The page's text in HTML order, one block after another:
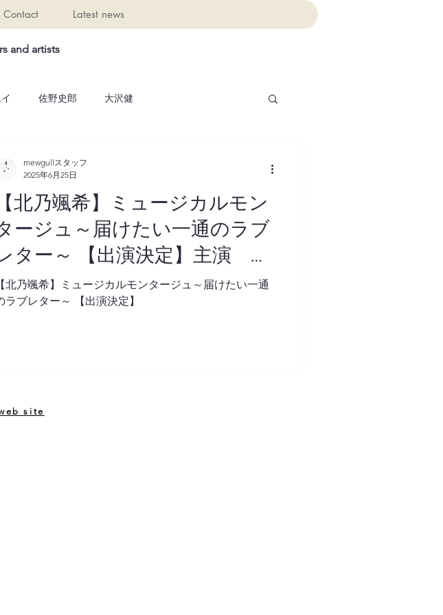
Contact Latest news
and artists
佐野史郎 大沢健
【北乃颯希】ミュージカルモン
ージュ～届けたい一通のラブ
ター～ 【出演決定】主演 畑
山アキラ役
【北乃颯希】ミュージカルモンタージュ～届けたい一通
ラブレター～ 【出演決定】
mewgullスタッフ
2025年6月25日
site